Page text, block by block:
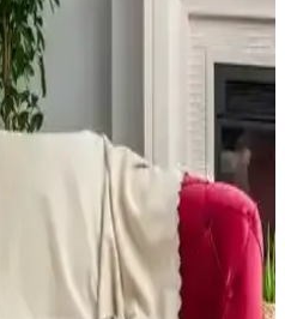
mekânın işlevselliği ve estetiği için
modelin mekâna uyumu ve
etkiler.
Replika İncelemesi:
üst kalite tam anilin deri ve
dengesinde öne çıkıyor. Montaj
kaliteyi destekliyor.
Koltuk Kullanımı ve